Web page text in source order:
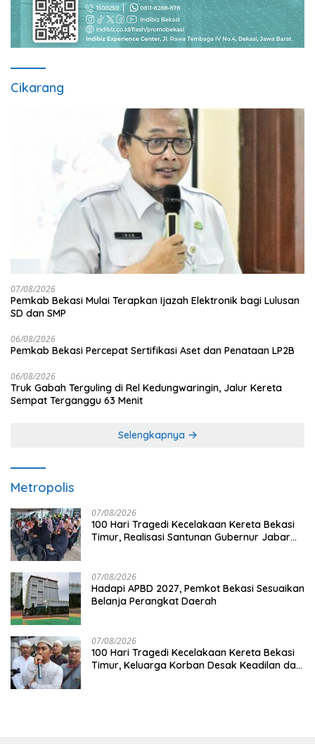
Cikarang
07/08/2026
Pemkab Bekasi Mulai Terapkan Ijazah Elektronik bagi Lulusan
SD dan SMP
06/08/2026
Pemkab Bekasi Percepat Sertifikasi Aset dan Penataan LP2B
06/08/2026
Truk Gabah Terguling di Rel Kedungwaringin, Jalur Kereta
Sempat Terganggu 63 Menit
Selengkapnya
Metropolis
07/08/2026
100 Hari Tragedi Kecelakaan Kereta Bekasi
Timur, Realisasi Santunan Gubernur Jabar
07/08/2026
Hadapi APBD 2027, Pemkot Bekasi Sesuaikan
Belanja Perangkat Daerah
07/08/2026
100 Hari Tragedi Kecelakaan Kereta Bekasi
Timur, Keluarga Korban Desak Keadilan dan